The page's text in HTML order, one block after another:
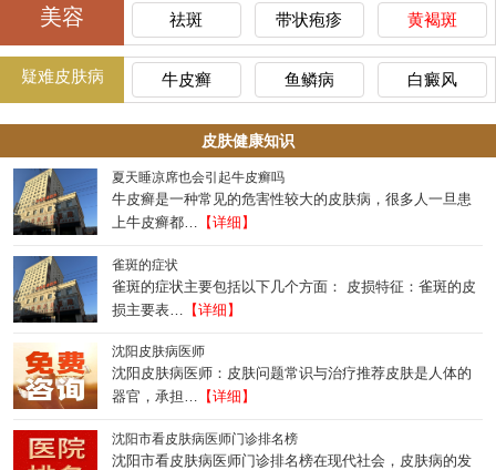
美容
祛斑 带状疱疹 黄褐斑
疑难皮肤病 牛皮癣 鱼鳞病 白癜风
皮肤健康知识
夏天睡凉席也会引起牛皮癣吗
牛皮癣是一种常见的危害性较大的皮肤病，很多人一旦患
上牛皮癣都… 【详细】
雀斑的症状
雀斑的症状主要包括以下几个方面： 皮损特征：雀斑的皮
损主要表…
【详细】
沈阳皮肤病医师
沈阳皮肤病医师：皮肤问题常识与治疗推荐皮肤是人体的
器官，承担… 【详细】
沈阳市看皮肤病医师门诊排名榜
沈阳市看皮肤病医师门诊排名榜在现代社会，皮肤病的发